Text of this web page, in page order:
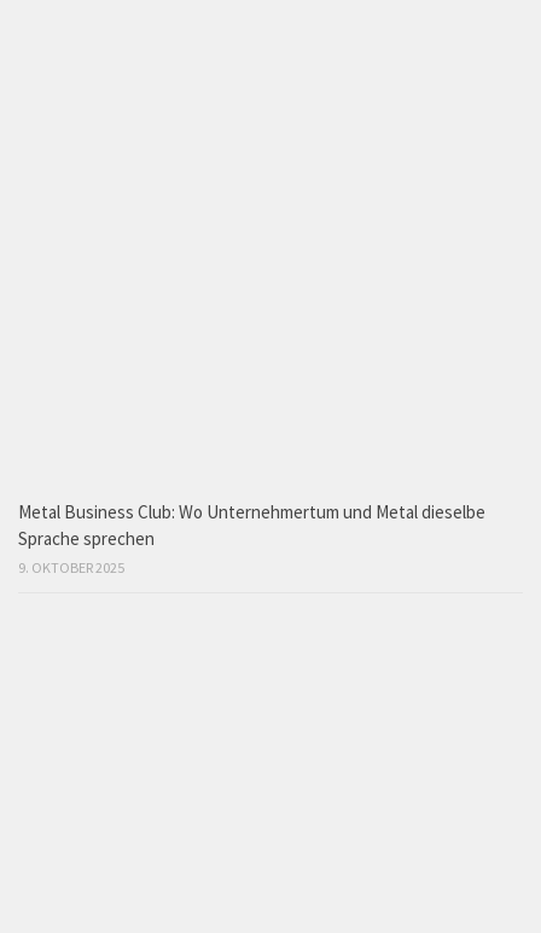
Metal Business Club: Wo Unternehmertum und Metal dieselbe
Sprache sprechen
9. OKTOBER 2025